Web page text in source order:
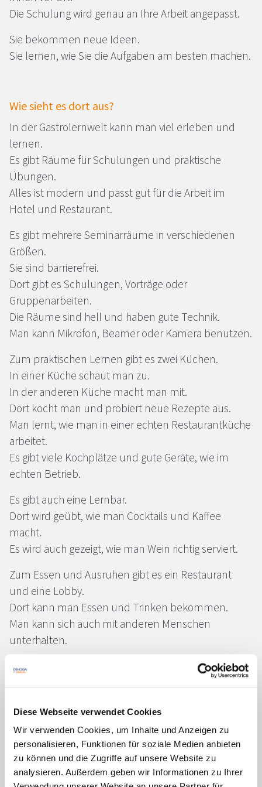
Diese Webseite verwendet Cookies
Wir verwenden Cookies, um Inhalte und Anzeigen zu
personalisieren, Funktionen für soziale Medien anbieten
zu können und die Zugriffe auf unsere Website zu
analysieren. Außerdem geben wir Informationen zu Ihrer
Die Schulung wird genau an Ihre Arbeit angepasst.
Sie bekommen neue Ideen.
Sie lernen, wie Sie die Aufgaben am besten machen.
Wie sieht es dort aus?
In der Gastrolernwelt kann man viel erleben und
lernen.
Es gibt Räume für Schulungen und praktische
Übungen.
Alles ist modern und passt gut für die Arbeit im
Hotel und Restaurant.
Es gibt mehrere Seminarräume in verschiedenen
Größen.
Sie sind barrierefrei.
Dort gibt es Schulungen, Vorträge oder
Gruppenarbeiten.
Die Räume sind hell und haben gute Technik.
Man kann Mikrofon, Beamer oder Kamera benutzen.
Zum praktischen Lernen gibt es zwei Küchen.
In einer Küche schaut man zu.
In der anderen Küche macht man mit.
Dort kocht man und probiert neue Rezepte aus.
Man lernt, wie man in einer echten Restaurantküche
arbeitet.
Es gibt viele Kochplätze und gute Geräte, wie im
echten Betrieb.
Es gibt auch eine Lernbar.
Dort wird geübt, wie man Cocktails und Kaffee
macht.
Es wird auch gezeigt, wie man Wein richtig serviert.
Zum Essen und Ausruhen gibt es ein Restaurant
und eine Lobby.
Dort kann man Essen und Trinken bekommen.
Man kann sich auch mit anderen Menschen
unterhalten.
Wenn man länger bleibt, kann man in einem
WLAN.
Man kann die Räume auch mieten.
Zum Beispiel für eigene Veranstaltungen, Teamtage
oder Kochabende.